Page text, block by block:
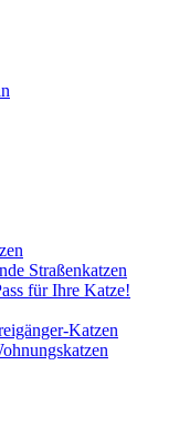
Straßenkatzen
für Ihre Katze!
Katzen